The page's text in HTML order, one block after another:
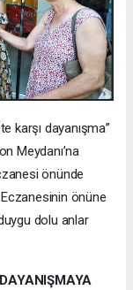
karşı dayanışma”
Meydanı’na
önünde
önüne
dolu anlar